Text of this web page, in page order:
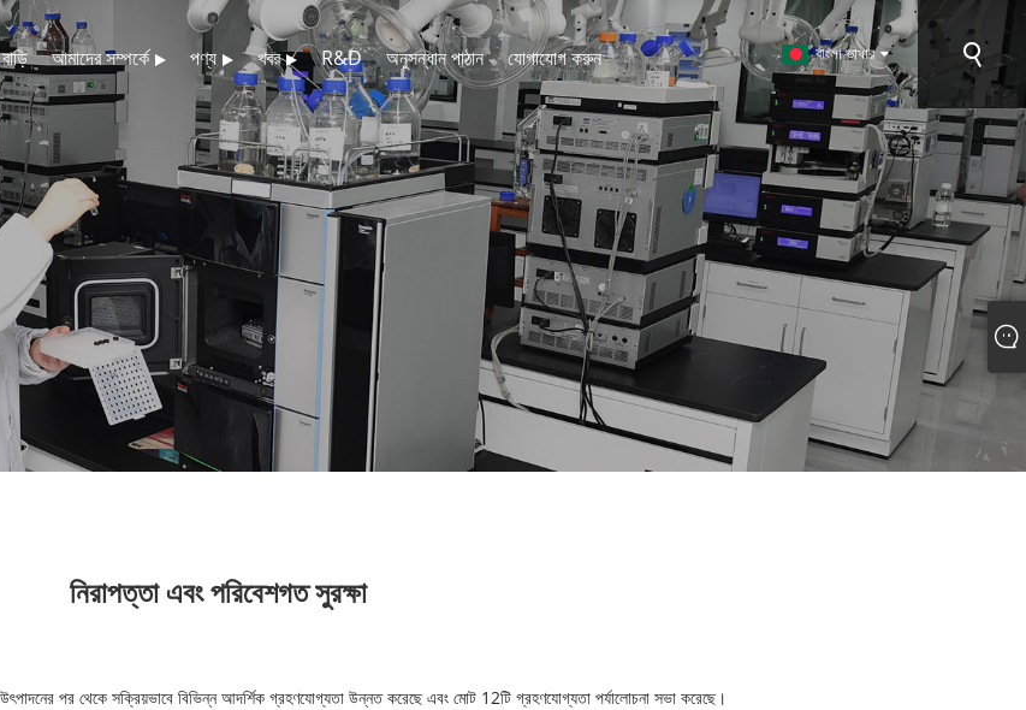
বাড়ি আমাদের সম্পর্কে পণ্য খবর R&D অনুসন্ধান পাঠান যোগাযোগ করুন বাংলা ভাষার
নিরাপত্তা এবং পরিবেশগত সুরক্ষা
পর থেকে সক্রিয়ভাবে বিভিন্ন আদর্শিক গ্রহণযোগ্যতা উন্নত করেছে এবং মোট 12টি গ্রহণযোগ্যতা পর্যালোচনা সভা করেছে।